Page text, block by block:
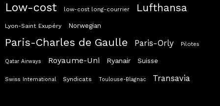
Low-cost low-cost long-courrier Lufthansa
Lyon-Saint Exupéry Norwegian
Paris-Charles de Gaulle Paris-Orly Pilotes
Qatar Airways Royaume-Uni Ryanair Suisse
Swiss International Syndicats Toulouse-Blagnac Transavia